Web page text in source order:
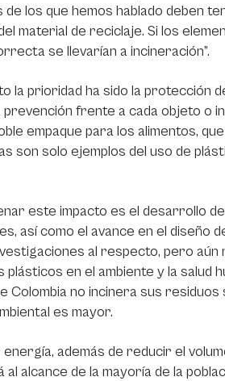
los que hemos hablado deben
material de reciclaje. Si los
se llevarían a incineración”.
la prioridad ha sido la protección
prevención frente a cada objeto
empaque para los alimentos,
son solo ejemplos del uso de
este impacto es el desarrollo
así como el avance en el diseño
al respecto, pero
en el ambiente y la salud
Colombia no incinera sus
es mayor.
además de reducir el
alcance de la mayoría de la